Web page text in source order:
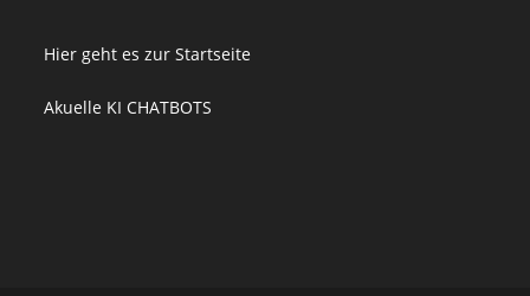
Hier geht es zur Startseite
Akuelle KI CHATBOTS